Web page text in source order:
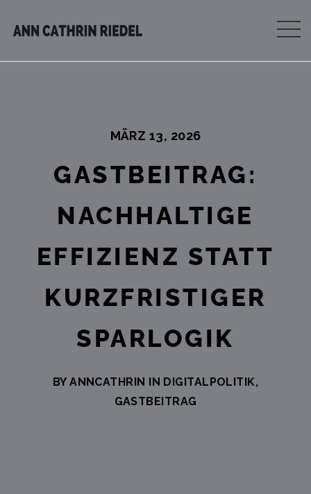
MÄRZ 13, 2026
GASTBEITRAG:
NACHHALTIGE
EFFIZIENZ STATT
KURZFRISTIGER
SPARLOGIK
BY ANNCATHRIN IN DIGITALPOLITIK,
GASTBEITRAG